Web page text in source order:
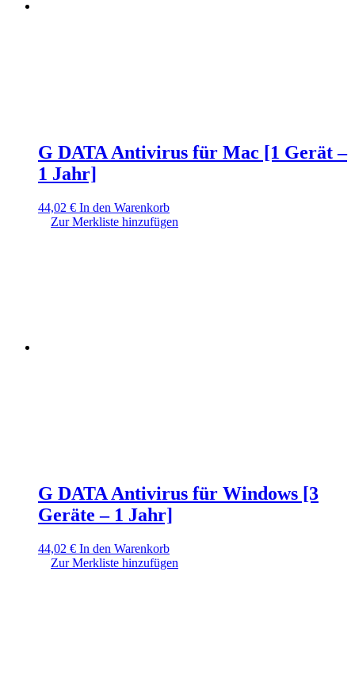
G DATA Antivirus für Mac [1 Gerät –
1 Jahr]
44,02 € In den Warenkorb
Zur Merkliste hinzufügen
G DATA Antivirus für Windows [3
Geräte – 1 Jahr]
44,02 € In den Warenkorb
Zur Merkliste hinzufügen